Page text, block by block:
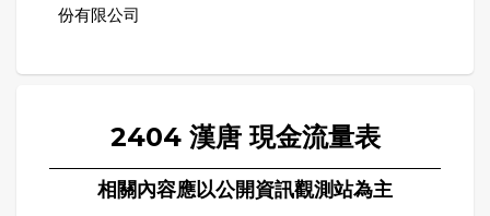
份有限公司
2404 漢唐 現金流量表
相關內容應以公開資訊觀測站為主